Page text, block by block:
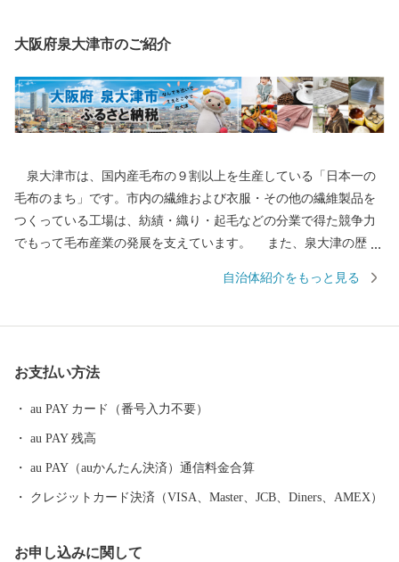
大阪府泉大津市のご紹介
泉大津市は、国内産毛布の９割以上を生産している「日本一の
毛布のまち」です。市内の繊維および衣服・その他の繊維製品を
つくっている工場は、紡績・織り・起毛などの分業で得た競争力
でもって毛布産業の発展を支えています。 また、泉大津の歴史
ていました。交通の要として人の往来も多く、随筆や紀行の中に
市、南部は大津川を境として泉北郡忠岡町と隣接しています。西
北部は大阪湾に面し、はるかに六甲山、淡路島を望むことができ
自治体紹介をもっと見る
お支払い方法
au PAY カード（番号入力不要）
au PAY 残高
au PAY（auかんたん決済）通信料金合算
クレジットカード決済（VISA、Master、JCB、Diners、AMEX）
お申し込みに関して